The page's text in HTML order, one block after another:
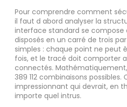
Pour comprendre comment
il faut d abord analyser la
interface standard se compose
disposés en un carré de trois
simples : chaque point ne peut
fois, et le tracé doit comporter
connectés.
389 112 combinaisons
impressionnant qui devrait, en
importe quel intrus.